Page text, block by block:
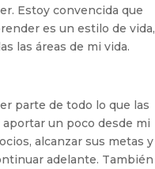
Estoy convencida que
es un estilo de vida,
las áreas de mi vida.
parte de todo lo que las
un poco desde mi
alcanzar sus metas y
adelante. También